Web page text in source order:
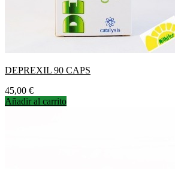
DEPREXIL 90 CAPS
Precio
45,00 €
Añadir al carrito